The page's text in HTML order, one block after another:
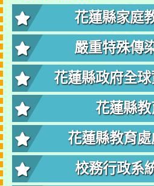
花蓮縣家庭
嚴重特殊傳
花蓮縣政府全
花蓮縣
花蓮縣教育
校務行政系